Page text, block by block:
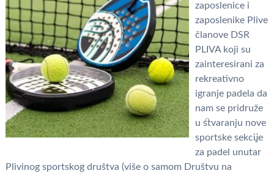
zaposlenice i
zaposlenike Plive
članove DSR
PLIVA koji su
zainteresirani za
rekreativno
igranje padela da
nam se pridruže
u stvaranju nove
sportske sekcije
za padel unutar
Plivinog sportskog društva (više o samom Društvu na